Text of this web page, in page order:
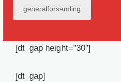
generalforsamling
[dt_gap height=”30″]
[dt_gap]